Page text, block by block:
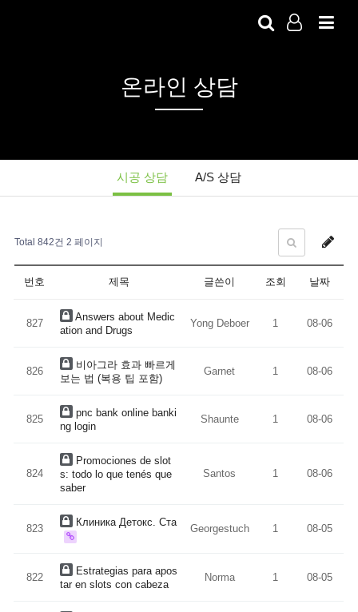
온라인 상담
시공 상담 A/S 상담
Total 842건 2 페이지
번호 제목 글쓴이 조회 날짜
827
Answers about Medic
ation and Drugs
Yong Deboer 1 08-06
826
비아그라 효과 빠르게
보는 법 (복용 팁 포함)
Garnet 1 08-06
825
pnc bank online banki
ng login
Shaunte 1 08-06
824
Promociones de slot
s: todo lo que tenés que
saber
Santos 1 08-06
823
Клиника Детокс. Ста
Georgestuch 1 08-05
822
Estrategias para apos
tar en slots con cabeza
Norma 1 08-05